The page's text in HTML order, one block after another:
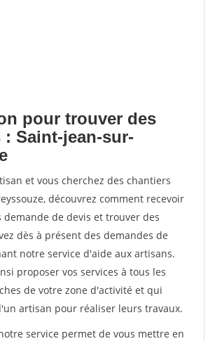
pour trouver des
: Saint-jean-sur-
et vous cherchez des chantiers
découvrez comment recevoir
de devis et trouver des
dès à présent des demandes de
notre service d'aide aux artisans.
proposer vos services à tous les
de votre zone d'activité et qui
artisan pour réaliser leurs travaux.
service permet de vous mettre en